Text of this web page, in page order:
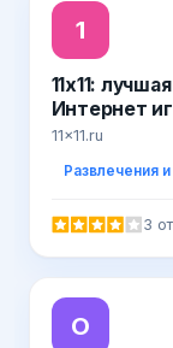
1
11x11:
Интернет
менеджера.
11x11.ru
Развлечения
3
О